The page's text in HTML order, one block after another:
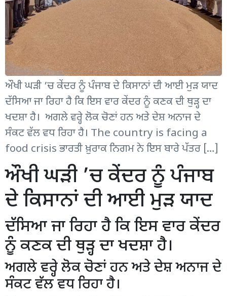
ਔਖੀ ਘੜੀ ’ਚ ਕੇਂਦਰ ਨੂੰ ਪੰਜਾਬ ਦੇ ਕਿਸਾਨਾਂ ਦੀ ਆਈ ਮੁੜ ਯਾਦ
ਦੱਸਿਆ ਜਾ ਰਿਹਾ ਹੈ ਕਿ ਇਸ ਵਾਰ ਕੇਂਦਰ ਨੂੰ ਕਣਕ ਦੀ ਥੁੜ੍ਹ ਦਾ
ਖਦਸ਼ਾ ਹੈ। ਅਗਲੇ ਵਰ੍ਹੇ ਲੋਕ ਚੋਣਾਂ ਹਨ ਅਤੇ ਦੇਸ਼ ਅਨਾਜ ਦੇ
ਸੰਕਟ ਵੱਲ ਵਧ ਰਿਹਾ ਹੈ। The country is facing a
food crisis ਭਾਰਤੀ ਖ਼ੁਰਾਕ ਨਿਗਮ ਨੇ ਇਸ ਬਾਰੇ ਪੱਤਰ […]
ਔਖੀ ਘੜੀ ’ਚ ਕੇਂਦਰ ਨੂੰ ਪੰਜਾਬ
ਦੇ ਕਿਸਾਨਾਂ ਦੀ ਆਈ ਮੁੜ ਯਾਦ
ਦੱਸਿਆ ਜਾ ਰਿਹਾ ਹੈ ਕਿ ਇਸ ਵਾਰ ਕੇਂਦਰ
ਨੂੰ ਕਣਕ ਦੀ ਥੁੜ੍ਹ ਦਾ ਖਦਸ਼ਾ ਹੈ।
ਅਗਲੇ ਵਰ੍ਹੇ ਲੋਕ ਚੋਣਾਂ ਹਨ ਅਤੇ ਦੇਸ਼ ਅਨਾਜ ਦੇ
ਸੰਕਟ ਵੱਲ ਵਧ ਰਿਹਾ ਹੈ।